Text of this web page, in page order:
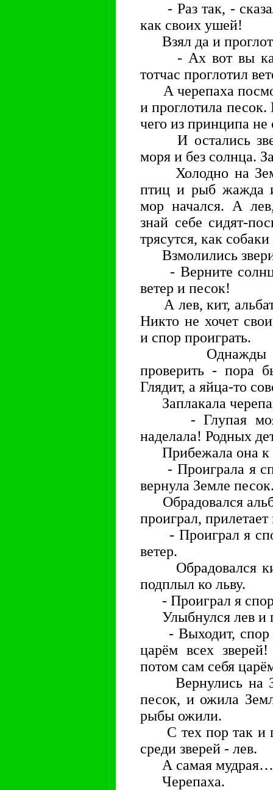
- Раз так, -
как своих ушей!
Взял да и
- Ах вот вы как?
тотчас проглотил
А черепаха
и проглотила
чего из принципа не
И остались
моря и без солнца.
Холодно на
птиц и рыб жажда
мор начался. А
знай себе сидят-
трясутся, как
Взмолились
- Верните
ветер и песок!
А лев, кит,
Никто не хочет
и спор проиграть.
Однажды
проверить - пора
Глядит, а яйца-то
Заплакала
- Глупая моя
наделала! Родных
Прибежала она к
- Проиграла я
вернула Земле
Обрадовался
проиграл, прилетает
- Проиграл я
ветер.
Обрадовался
подплыл ко льву.
- Проиграл я
Улыбнулся лев и
- Выходит, спор
царём всех
потом сам себя
Вернулись на
песок, и ожила
рыбы ожили.
С тех пор так и
среди зверей - лев.
А самая мудрая…
Черепаха.